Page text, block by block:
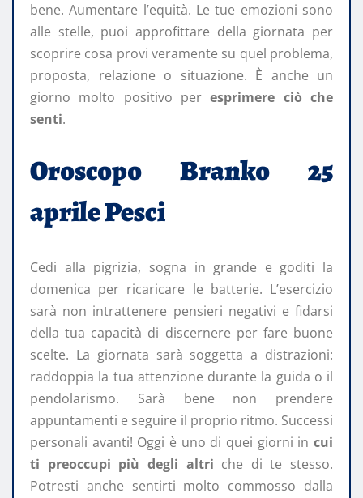
bene. Aumentare l’equità. Le tue emozioni sono
alle stelle, puoi approfittare della giornata per
scoprire cosa provi veramente su quel problema,
proposta, relazione o situazione. È anche un
giorno molto positivo peresprimere ciò che
senti.
Oroscopo Branko 25
aprile Pesci
Cedi alla pigrizia, sogna in grande e goditi la
domenica per ricaricare le batterie. L’esercizio
sarà non intrattenere pensieri negativi e fidarsi
della tua capacità di discernere per fare buone
scelte. La giornata sarà soggetta a distrazioni:
raddoppia la tua attenzione durante la guida o il
pendolarismo. Sarà bene non prendere
appuntamenti e seguire il proprio ritmo. Successi
personali avanti! Oggi è uno di quei giorni in cui
ti preoccupi più degli altri che di te stesso.
Potresti anche sentirti molto commosso dalla